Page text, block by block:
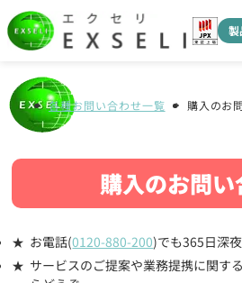
製
各種お問い合わせ一覧 購入のお
購入のお問い
お電話(0120-880-200)でも365日深
サービスのご提案や業務提携に関す